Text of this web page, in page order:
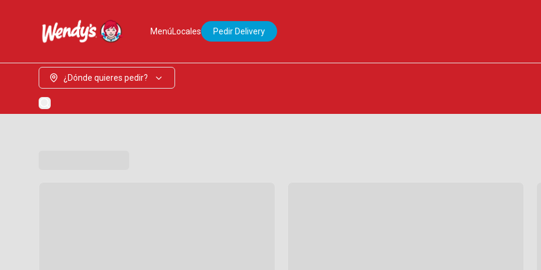
MenúLocales Pedir Delivery
¿Dónde quieres pedir?